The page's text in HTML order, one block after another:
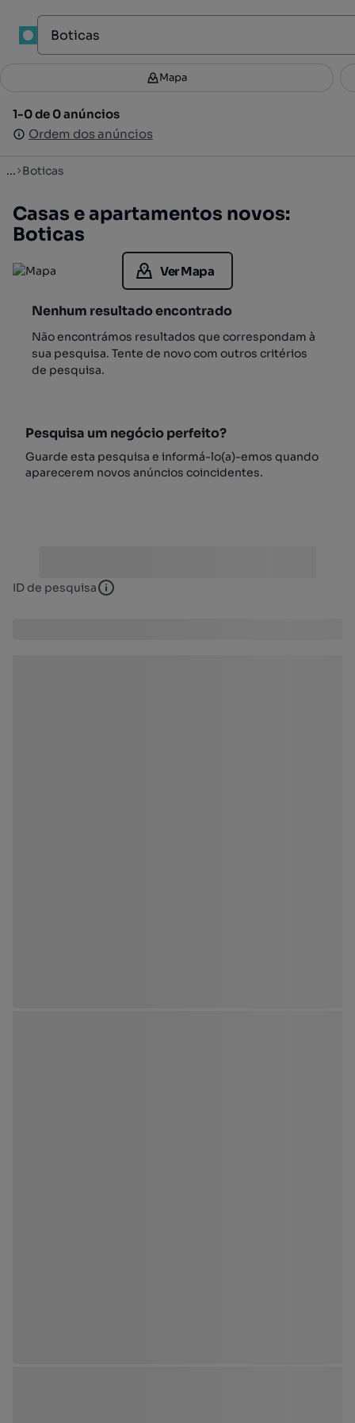
Filtros 2
1-0 de 0 anúncios
Ordem dos anúncios
Mapa
1-0 de 0 anúncios
Ordem dos anúncios
... Boticas
Casas e apartamentos novos:
Boticas
Ver Mapa
Nenhum resultado encontrado
Não encontrámos resultados que correspondam à
sua pesquisa. Tente de novo com outros critérios
de pesquisa.
Pesquisa um negócio perfeito?
Guarde esta pesquisa e informá-lo(a)-emos quando
aparecerem novos anúncios coincidentes.
ID de pesquisa ID de pesquisa